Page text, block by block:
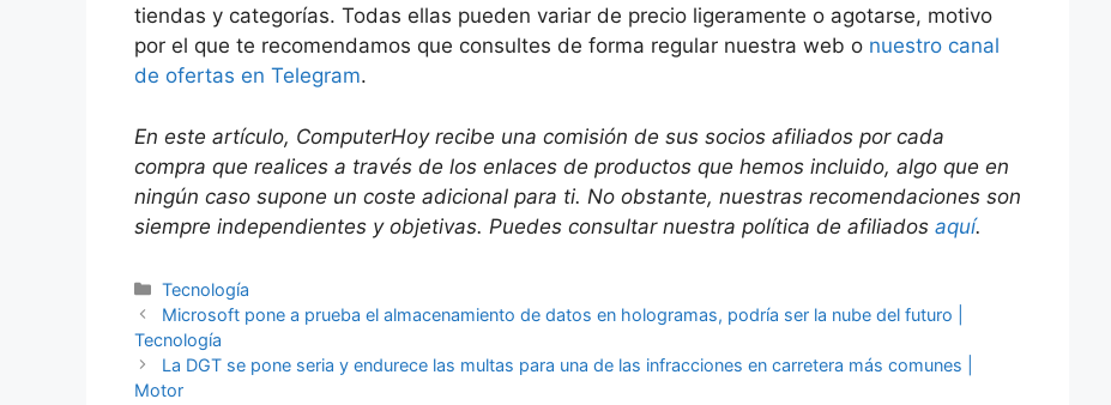
tiendas y categorías. Todas ellas pueden variar de precio ligeramente o agotarse, motivo
por el que te recomendamos que consultes de forma regular nuestra web o nuestro canal
de ofertas en Telegram.
En este artículo, ComputerHoy recibe una comisión de sus socios afiliados por cada
compra que realices a través de los enlaces de productos que hemos incluido, algo que en
ningún caso supone un coste adicional para ti. No obstante, nuestras recomendaciones son
siempre independientes y objetivas. Puedes consultar nuestra política de afiliados aquí.
Categorías
Tecnología
Microsoft pone a prueba el almacenamiento de datos en hologramas, podría ser la nube del futuro |
Tecnología
La DGT se pone seria y endurece las multas para una de las infracciones en carretera más comunes |
Motor